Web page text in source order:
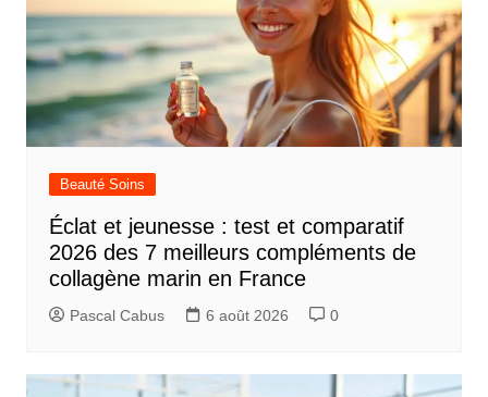
Beauté Soins
Éclat et jeunesse : test et comparatif
2026 des 7 meilleurs compléments de
collagène marin en France
Pascal Cabus 6 août 2026 0